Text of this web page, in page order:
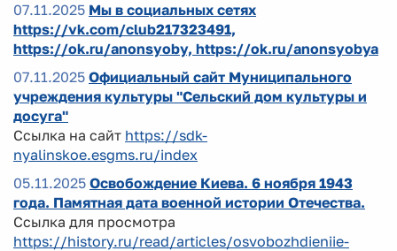
07.11.2025 Мы в социальных сетях
https://vk.com/club217323491,
https://ok.ru/anonsyoby, https://ok.ru/anonsyobya
07.11.2025 Официальный сайт Муниципального
учреждения культуры "Сельский дом культуры и
досуга"
Ссылка на сайт https://sdk-
nyalinskoe.esgms.ru/index
05.11.2025 Освобождение Киева. 6 ноября 1943
года. Памятная дата военной истории Отечества.
Ссылка для просмотра
https://history.ru/read/articles/osvobozhdieniie-